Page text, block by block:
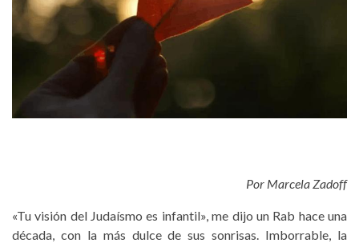
Por Marcela Zadoff
«Tu visión del Judaísmo es infantil», me dijo un Rab hace una
década, con la más dulce de sus sonrisas. Imborrable, la